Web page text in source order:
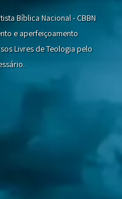
Bíblica Nacional - CBBN
e aperfeiçoamento
Livres de Teologia pelo